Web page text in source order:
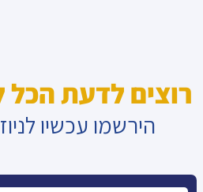
רוצים לדעת הכל
הירשמו עכשיו